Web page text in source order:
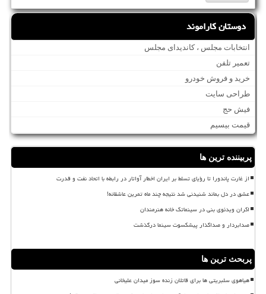
دوستان کاراموند
انتخابات مجلس ، کاندیدای مجلس
تعمیر تلفن
خرید و فروش خودرو
طراحی سایت
فیش حج
قیمت بیسیم
پربیننده ترین ها
از غارت پاندورا تا رؤیای تسلط بر ایران اخطار آواتار در رابطه با اتحاد نفت و قدرت
عشق در دل بماند شنیدنی شد نتیجه چند ماه تمرین عاشقانه!
اکران ویدئوی بنی در سینماتک خانه هنرمندان
صدابردار و صداگذار پیشکسوت سینما درگذشت
پربحث ترین ها
هیاهوی سلبریتی ها برای قاتلان زنده سوز میدان علیخانی